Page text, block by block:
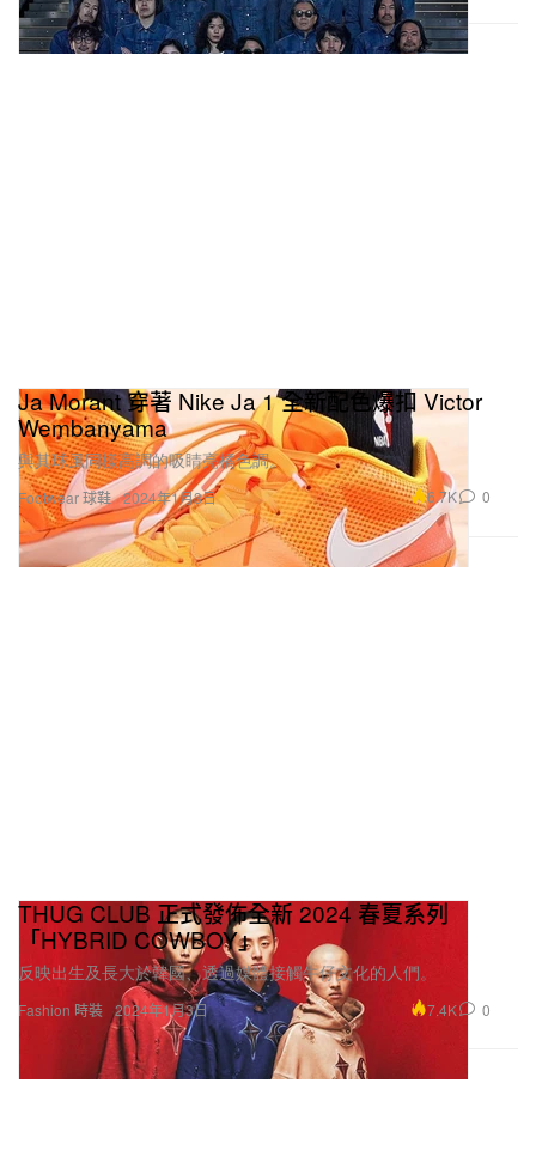
Footwear 球鞋
Ja Morant 穿著 Nike Ja 1 全新配色爆扣 Victor
Wembanyama
與其球風同樣高調的吸睛亮橘色調。
2024年1月3日 6.7K 0
Fashion 時裝
THUG CLUB 正式發佈全新 2024 春夏系列
「HYBRID COWBOY」
反映出生及長大於韓國、透過媒體接觸牛仔文化的人們。
2024年1月3日 7.4K 0